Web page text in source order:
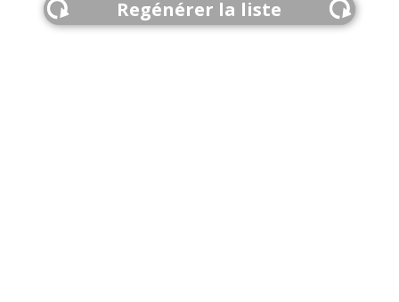
Regénérer la liste